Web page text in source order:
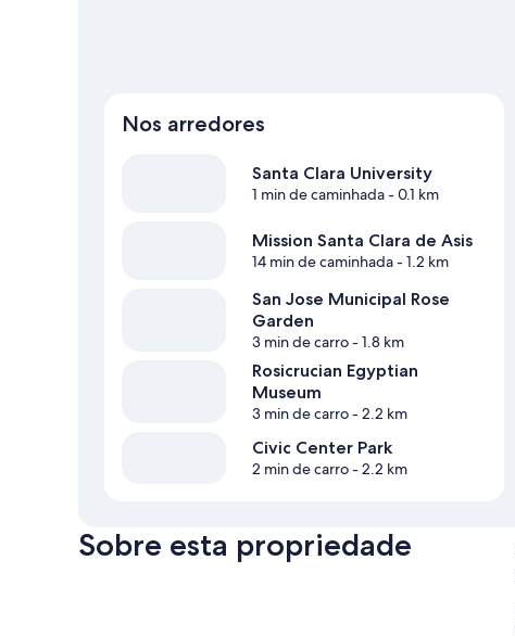
Nos arredores
Santa Clara University
1 min de caminhada- 0.1 km
Mission Santa Clara de Asis
14 min de caminhada- 1.2 km
San Jose Municipal Rose
Garden
3 min de carro- 1.8 km
Rosicrucian Egyptian
Museum
3 min de carro- 2.2 km
Civic Center Park
2 min de carro- 2.2 km
Sobre esta propriedade